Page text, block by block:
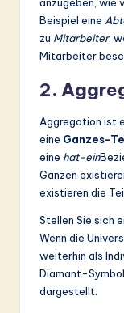
anzugeben, wie
Beispiel eine
zu Mitarbeiter,
Mitarbeiter
2.
Aggregation ist
eine Ganzes-
eine hat-ein
Ganzen
existieren die
Stellen Sie sich
Wenn die
weiterhin als
Diamant-
dargestellt.